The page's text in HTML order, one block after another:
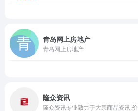
青岛网上房地产
青岛网上房地产
隆众资讯